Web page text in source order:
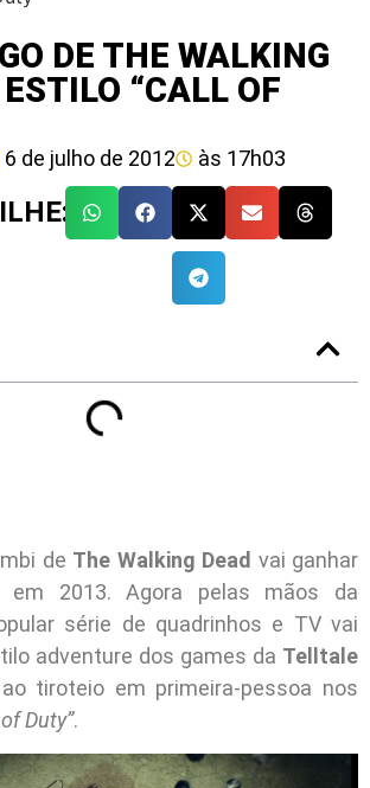
DE THE WALKING
“CALL OF
6 de julho de 2012 às 17h03
de The Walking Dead vai ganhar
em 2013. Agora pelas mãos da
série de quadrinhos e TV vai
adventure dos games da Telltale
tiroteio em primeira-pessoa nos
Duty”.